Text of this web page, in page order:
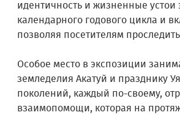
идентичность и жизненные
календарного годового цикла и
позволяя посетителям
Особое место в экспозиции
земледелия Акатуй и празднику
поколений, каждый по-своему,
взаимопомощи, которая на